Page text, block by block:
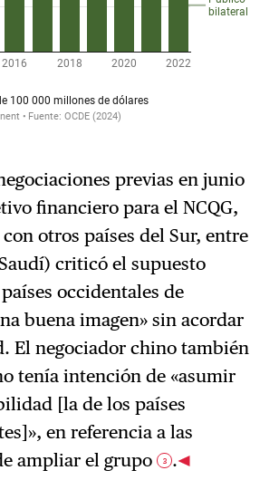
previas en junio
financiero para el NCQG,
otros países del Sur, entre
criticó el supuesto
occidentales de
buena imagen» sin acordar
El negociador chino también
tenía intención de «asumir
[la de los países
en referencia a las
ampliar el grupo 3 .